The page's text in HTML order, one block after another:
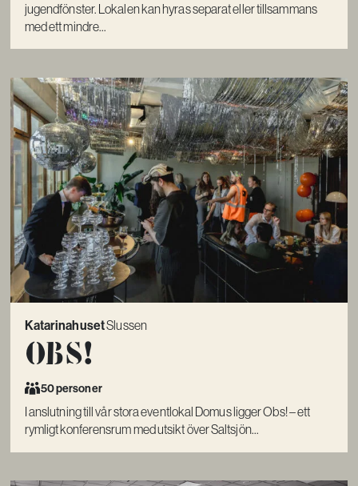
jugendfönster. Lokalen kan hyras separat eller tillsammans
med ett mindre...
KatarinahusetSlussen
Obs!
50 personer
I anslutning till vår stora eventlokal Domus ligger Obs! – ett
rymligt konferensrum med utsikt över Saltsjön...